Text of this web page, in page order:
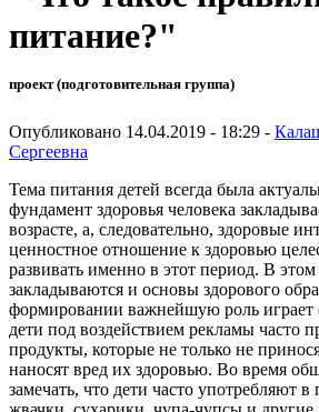
питание?"
проект (подготовительная группа)
Опубликовано 14.04.2019 - 18:29 -
Сергеевна
Тема питания детей всегда была
фундамент здоровья человека
возрасте, а, следовательно, здоровые
ценностное отношение к здоровью
развивать именно в этот период. В этом
закладываются и основы здорового
формировании важнейшую роль играет
дети под воздействием рекламы часто
продукты, которые не только не
наносят вред их здоровью. Во время
замечать, что дети часто употребляют